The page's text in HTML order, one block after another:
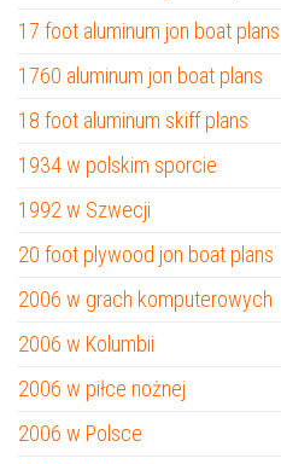
17 foot aluminum jon boat plans
1760 aluminum jon boat plans
18 foot aluminum skiff plans
1934 w polskim sporcie
1992 w Szwecji
20 foot plywood jon boat plans
2006 w grach komputerowych
2006 w Kolumbii
2006 w piłce nożnej
2006 w Polsce